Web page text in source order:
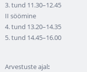
3. tund 11.30–12.45
II söömine
4. tund 13.20–14.35
5. tund 14.45–16.00
Arvestuste ajal: